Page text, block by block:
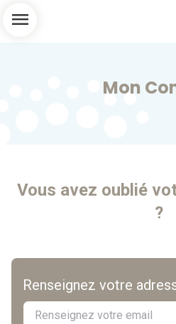
menu
Mon
Vous avez oublié
?
Renseignez votre